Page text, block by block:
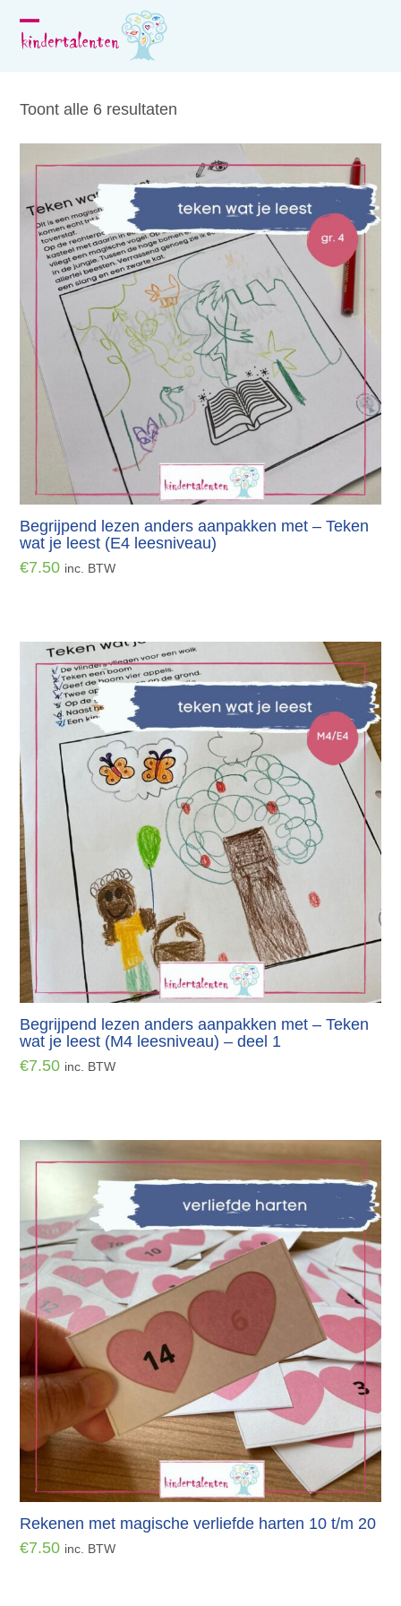
Open
menu
Close
menu
Toont alle 6 resultaten
Begrijpend lezen anders aanpakken met – Teken
wat je leest (E4 leesniveau)
€7.50 inc. BTW
Begrijpend lezen anders aanpakken met – Teken
wat je leest (M4 leesniveau) – deel 1
€7.50 inc. BTW
Rekenen met magische verliefde harten 10 t/m 20
€7.50 inc. BTW